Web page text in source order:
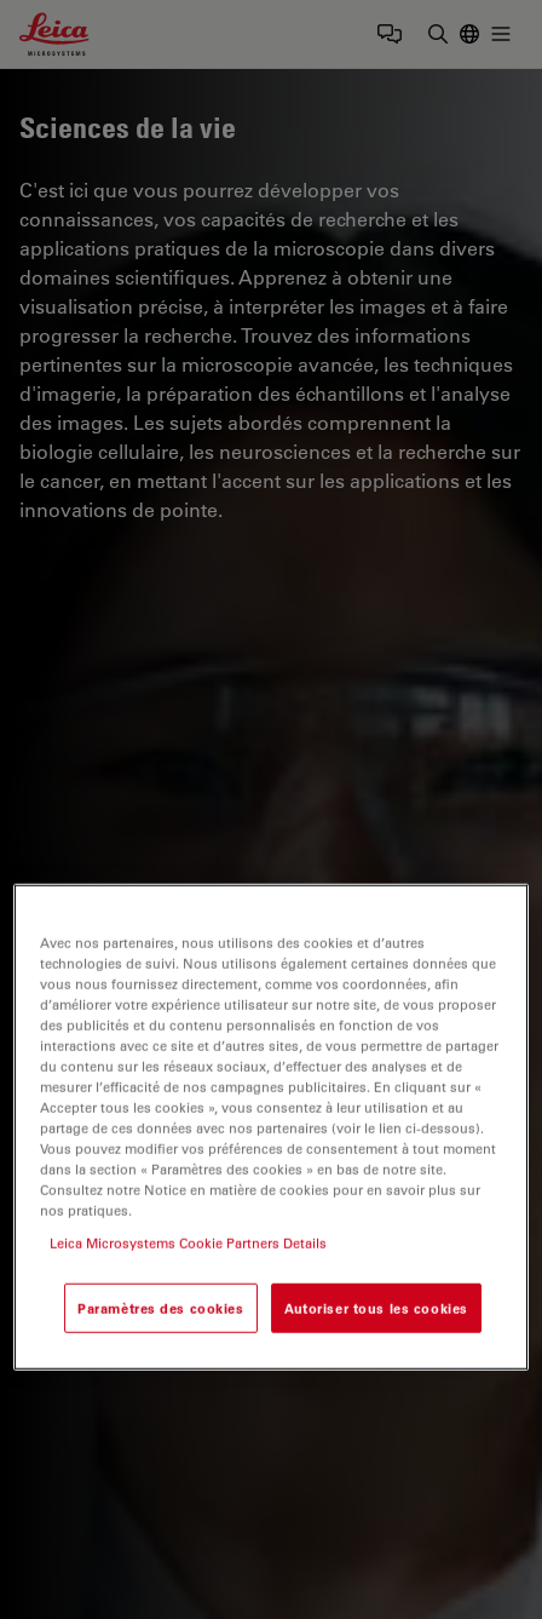
Leica Microsystems Logo
Sciences de la vie
C'est ici que vous pourrez développer vos
connaissances, vos capacités de recherche et les
applications pratiques de la microscopie dans divers
domaines scientifiques. Apprenez à obtenir une
visualisation précise, à interpréter les images et à faire
progresser la recherche. Trouvez des informations
pertinentes sur la microscopie avancée, les techniques
d'imagerie, la préparation des échantillons et l'analyse
des images. Les sujets abordés comprennent la
biologie cellulaire, les neurosciences et la recherche sur
le cancer, en mettant l'accent sur les applications et les
innovations de pointe.
Avec nos partenaires, nous utilisons des cookies et d’autres
technologies de suivi. Nous utilisons également certaines données que
vous nous fournissez directement, comme vos coordonnées, afin
d’améliorer votre expérience utilisateur sur notre site, de vous proposer
des publicités et du contenu personnalisés en fonction de vos
interactions avec ce site et d’autres sites, de vous permettre de partager
du contenu sur les réseaux sociaux, d’effectuer des analyses et de
mesurer l’efficacité de nos campagnes publicitaires. En cliquant sur «
Accepter tous les cookies », vous consentez à leur utilisation et au
partage de ces données avec nos partenaires (voir le lien ci-dessous).
Vous pouvez modifier vos préférences de consentement à tout moment
dans la section « Paramètres des cookies » en bas de notre site.
Consultez notre Notice en matière de cookies pour en savoir plus sur
nos pratiques.
Leica Microsystems Cookie Partners Details
Paramètres des cookies Autoriser tous les cookies